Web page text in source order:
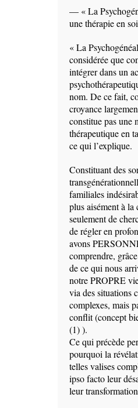
— « La
une thérapie en
« La
considérée que
intégrer dans un
nom. De ce fait,
croyance
constitue pas une
thérapeutique en
ce qui l’explique.
Constituant des
familiales
plus aisément à
seulement de
de régler en
avons
comprendre,
de ce qui nous
notre PROPRE
via des situations
complexes, mais
conflit (concept
(1) ).
Ce qui précède
pourquoi la
telles valises
ipso facto leur
leur